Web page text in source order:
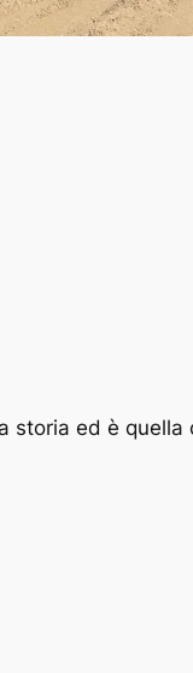
storia ed è